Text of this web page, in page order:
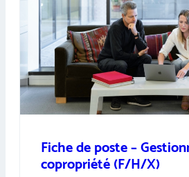
Fiche de poste –
copropriété (F/H/X)